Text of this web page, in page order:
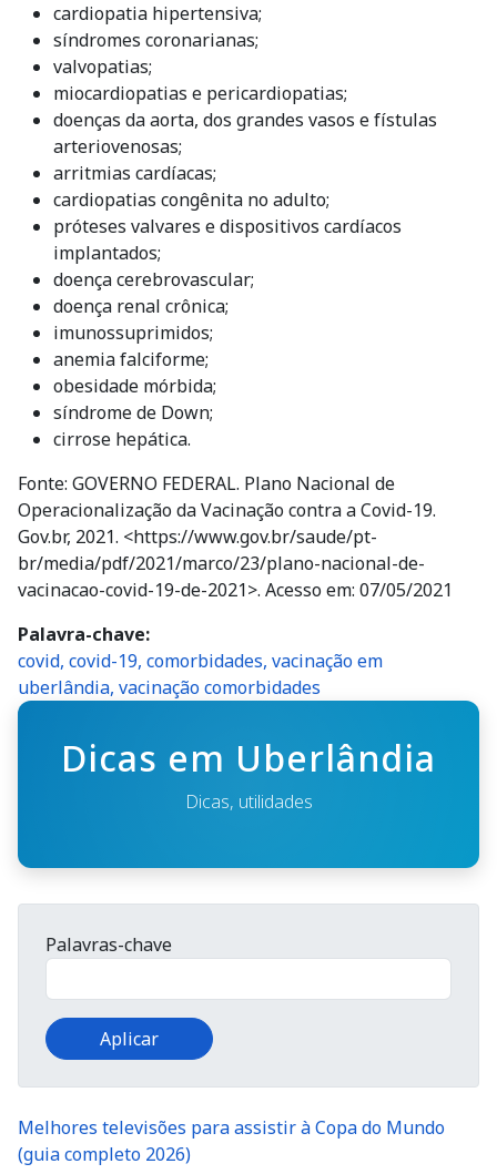
cardiopatia hipertensiva;
síndromes coronarianas;
valvopatias;
miocardiopatias e pericardiopatias;
doenças da aorta, dos grandes vasos e fístulas
arteriovenosas;
arritmias cardíacas;
cardiopatias congênita no adulto;
próteses valvares e dispositivos cardíacos
implantados;
doença cerebrovascular;
doença renal crônica;
imunossuprimidos;
anemia falciforme;
obesidade mórbida;
síndrome de Down;
cirrose hepática.
Fonte: GOVERNO FEDERAL. Plano Nacional de
Operacionalização da Vacinação contra a Covid-19.
Gov.br, 2021. <https://www.gov.br/saude/pt-
br/media/pdf/2021/marco/23/plano-nacional-de-
vacinacao-covid-19-de-2021>. Acesso em: 07/05/2021
Palavra-chave
covid, covid-19, comorbidades, vacinação em
uberlândia, vacinação comorbidades
Dicas em Uberlândia
Dicas, utilidades
Palavras-chave
Melhores televisões para assistir à Copa do Mundo
(guia completo 2026)